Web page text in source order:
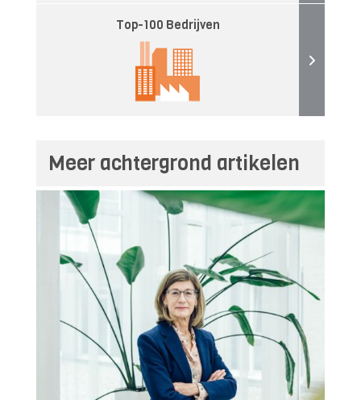
Top-100 Bedrijven
Meer achtergrond artikelen